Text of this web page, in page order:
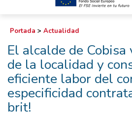
Portada > Actualidad
El alcalde de
de la localidad y
eficiente labor del
especificidad
brit!